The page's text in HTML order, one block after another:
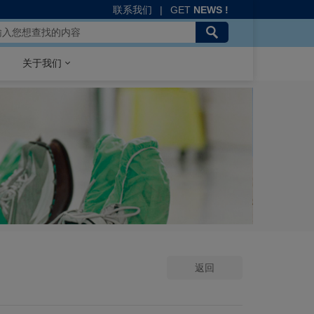
联系我们 | GET NEWS !
关于我们
返回